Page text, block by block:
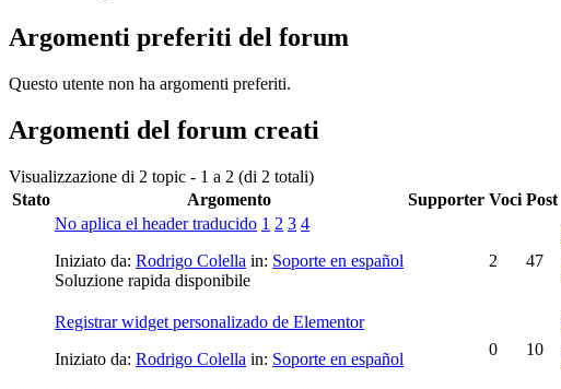
Argomenti preferiti del forum
Questo utente non ha argomenti preferiti.
Argomenti del forum creati
Visualizzazione di 2 topic - 1 a 2 (di 2 totali)
Stato
Argomento Supporter Voci Post
No aplica el header traducido 1 2 3 4
Iniziato da: Rodrigo Colella in: Soporte en español
Soluzione rapida disponibile
2 47
Registrar widget personalizado de Elementor
Iniziato da: Rodrigo Colella in: Soporte en español
0 10